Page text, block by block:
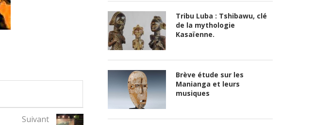
Suivant
Tribu Luba : Tshibawu, clé
de la mythologie
Kasaïenne.
Brève étude sur les
Manianga et leurs
musiques